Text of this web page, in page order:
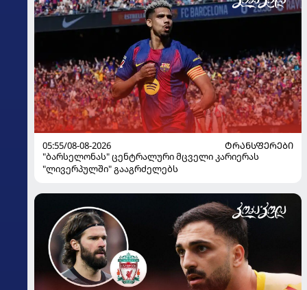
05:55/08-08-2026
ᲢᲠᲐᲜᲡᲤᲔᲠᲔᲑᲘ
"ბარსელონას" ცენტრალური მცველი კარიერას
"ლივერპულში" გააგრძელებს